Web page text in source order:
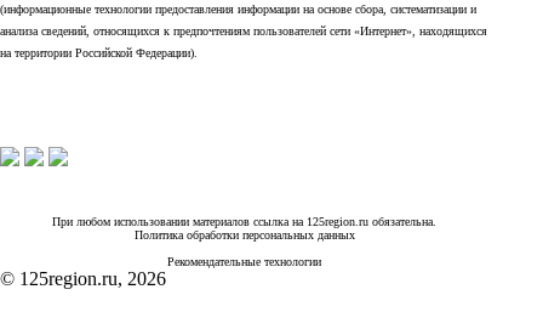
(информационные технологии предоставления информации на основе сбора, систематизации и
анализа сведений, относящихся к предпочтениям пользователей сети «Интернет», находящихся
на территории Российской Федерации).
При любом использовании материалов ссылка на 125region.ru обязательна.
Политика обработки персональных данных
Рекомендательные технологии
© 125region.ru, 2026